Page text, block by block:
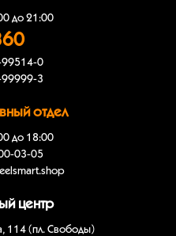
до 21:00
99514-0
3
отдел
до 18:00
03-05
центр
114 (пл. Свободы)